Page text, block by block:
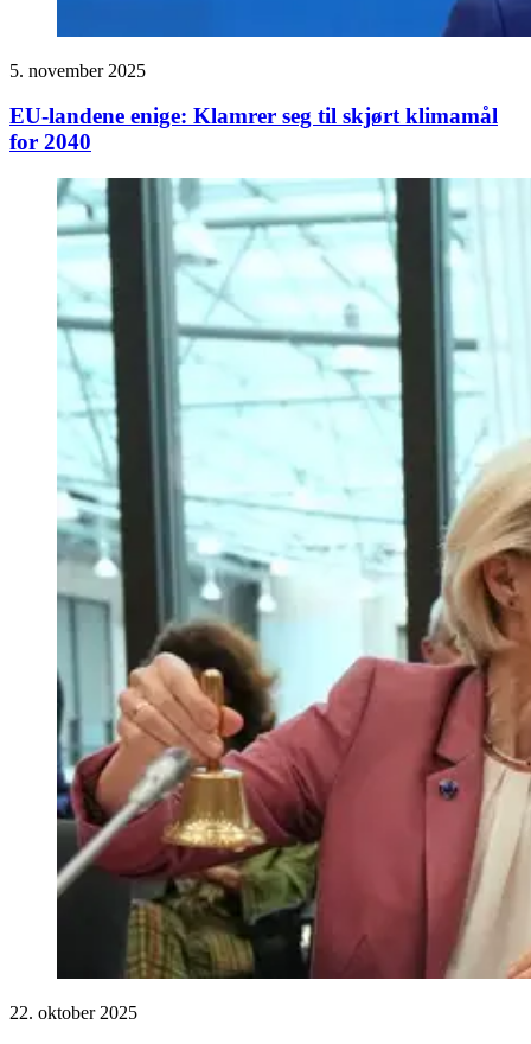
5. november 2025
EU-landene enige: Klamrer seg til skjørt klimamål
for 2040
22. oktober 2025